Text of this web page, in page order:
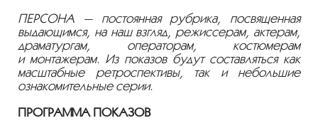
ПЕРСОНА — постоянная рубрика, посвященная
выдающимся, на наш взгляд, режиссерам, актерам,
драматургам, операторам, костюмерам
и монтажерам. Из показов будут составляться как
масштабные ретроспективы, так и небольшие
ознакомительные серии.
ПРОГРАММА ПОКАЗОВ